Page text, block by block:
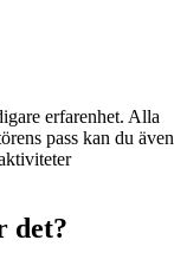
erfarenhet. Alla
pass kan du även
det?